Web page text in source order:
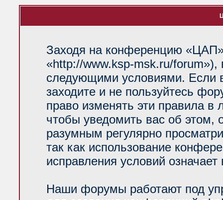
Заходя на конференцию
«http://www.ksp-msk.ru/forum»),
следующими условиями. Если
заходите и не пользуйтесь
право изменять эти правила
чтобы уведомить вас об
разумным регулярно
так как использование
исправления условий
Наши форумы работают под